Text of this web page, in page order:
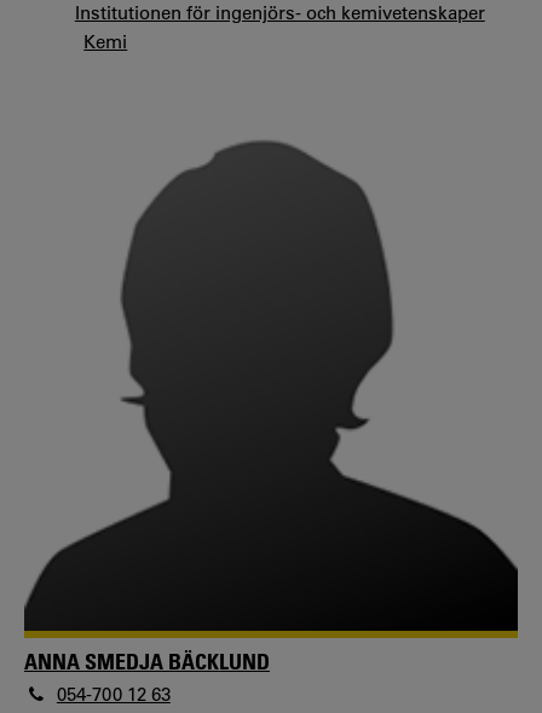
Institutionen för ingenjörs- och kemivetenskaper
Kemi
ANNA SMEDJA BÄCKLUND
054-700 12 63